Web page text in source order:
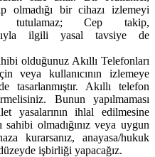
olmadığı bir cihazı izlemeyi
tutulamaz; Cep takip,
ilgili yasal tavsiye de
olduğunuz Akıllı Telefonları
veya kullanıcının izlemeye
tasarlanmıştır. Akıllı telefon
Bunun yapılmaması
yasalarının ihlal edilmesine
sahibi olmadığınız veya uygun
kurarsanız, anayasa/hukuk
işbirliği yapacağız.